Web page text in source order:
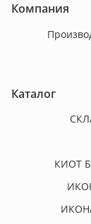
Компания
Каталог
КИОТ